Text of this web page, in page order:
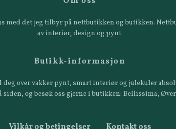
med det jeg tilbyr på nettbutikken og butikken.
av interiør, design og pynt.
Butikk-informasjon
over vakker pynt, smart interiør og julekuler
og besøk oss gjerne i butikken: Bellissima,
Vilkår og betingelser Kontakt oss